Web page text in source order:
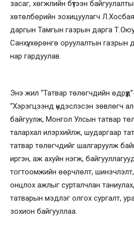
засаг, хөгжлийн бүтээн
хөтөлбөрийн зохицуулагч
даргын Тамгын газрын дарга
Санхүү, хөрөнгө оруулалтын
нар гардуулав.
Энэ жил “Татвар төлөгчдийн
“Хэрэгцээнд үндэслэсэн зөвлөгч
байгуулж, Монгол Улсын татвар
талархал илэрхийлж, шударгаар
татвар төлөгчдийг шалгаруулж
иргэн, аж ахуйн нэгж,
тогтоомжийн өөрчлөлт,
онцлох ажлыг сурталчлан таниулах,
татварын мэдлэг олгох сургалт,
зохион байгууллаа.